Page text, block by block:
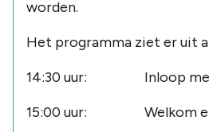
worden.
Het programma ziet er uit
14:30 uur: Inloop met
15:00 uur: Welkom en